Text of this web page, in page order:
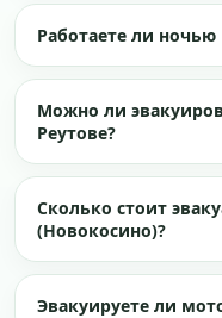
Работаете ли ночью
Можно ли
Реутове?
Сколько стоит
(Новокосино)?
Эвакуируете ли